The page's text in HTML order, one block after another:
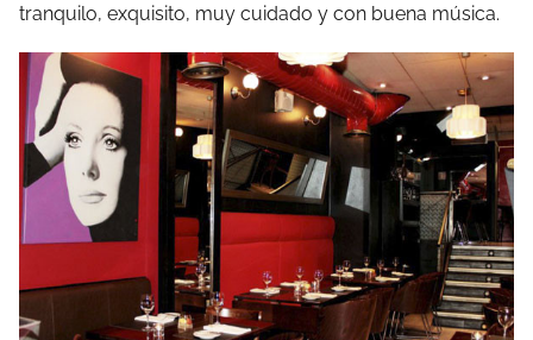
tranquilo, exquisito, muy cuidado y con buena música.